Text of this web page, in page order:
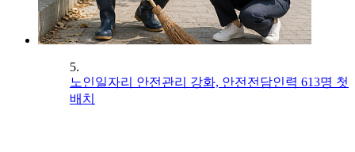
5.
노인일자리 안전관리 강화, 안전전담인력 613명 첫
배치